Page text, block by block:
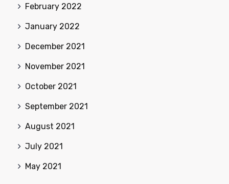
February 2022
January 2022
December 2021
November 2021
October 2021
September 2021
August 2021
July 2021
May 2021